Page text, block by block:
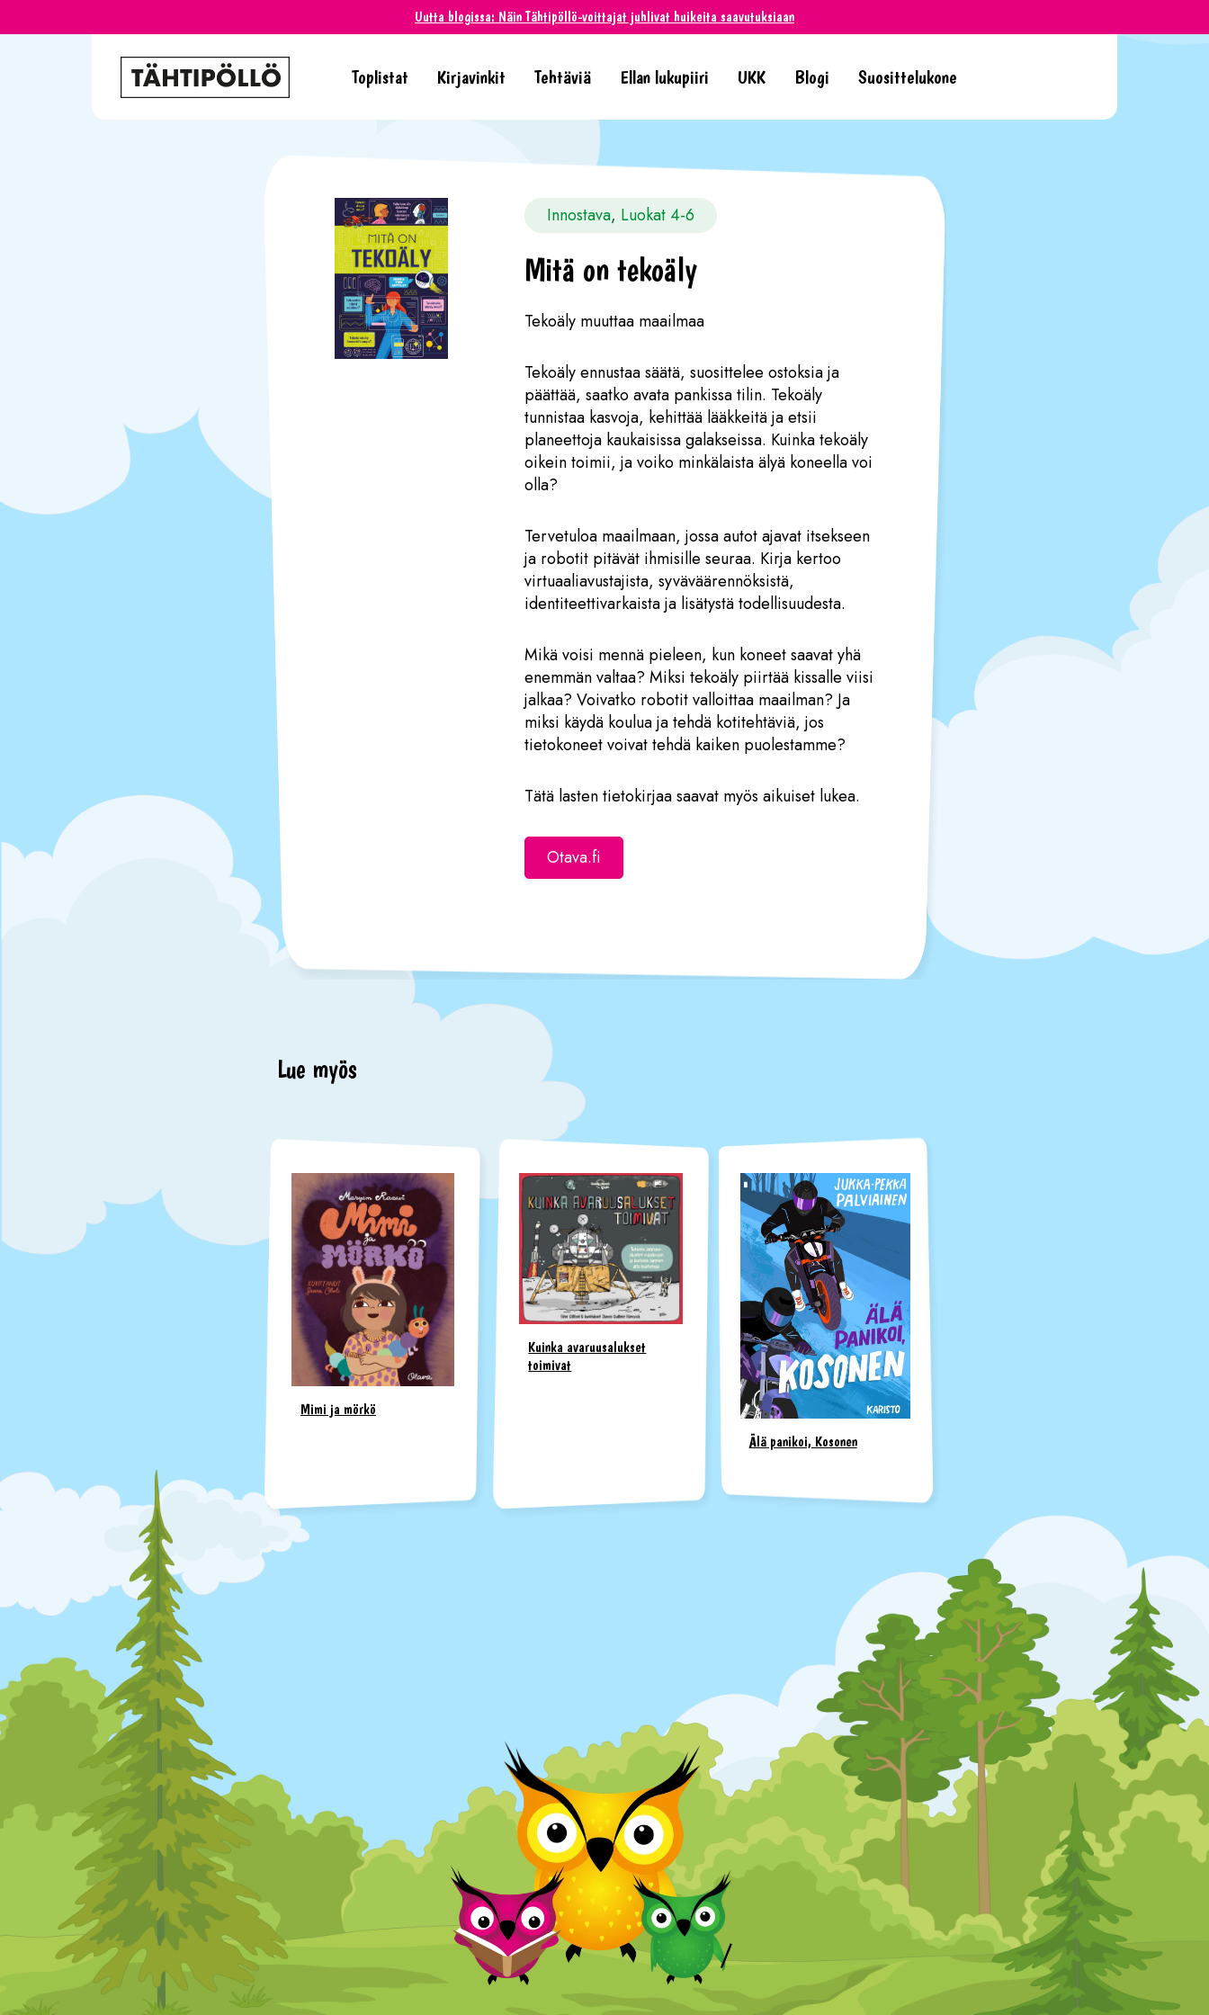
Uutta blogissa: Näin Tähtipöllö-voittajat juhlivat huikeita saavutuksiaan
Toplistat Kirjavinkit Tehtäviä Ellan lukupiiri UKK Blogi Suosittelukone
Innostava, Luokat 4-6
Mitä on tekoäly
Tekoäly muuttaa maailmaa
Tekoäly ennustaa säätä, suosittelee ostoksia ja
päättää, saatko avata pankissa tilin. Tekoäly
tunnistaa kasvoja, kehittää lääkkeitä ja etsii
planeettoja kaukaisissa galakseissa. Kuinka tekoäly
oikein toimii, ja voiko minkälaista älyä koneella voi
olla?
Tervetuloa maailmaan, jossa autot ajavat itsekseen
ja robotit pitävät ihmisille seuraa. Kirja kertoo
virtuaaliavustajista, syväväärennöksistä,
identiteettivarkaista ja lisätystä todellisuudesta.
Mikä voisi mennä pieleen, kun koneet saavat yhä
enemmän valtaa? Miksi tekoäly piirtää kissalle viisi
jalkaa? Voivatko robotit valloittaa maailman? Ja
miksi käydä koulua ja tehdä kotitehtäviä, jos
tietokoneet voivat tehdä kaiken puolestamme?
Tätä lasten tietokirjaa saavat myös aikuiset lukea.
Otava.fi
Lue myös
Mimi ja mörkö
Kuinka avaruusalukset
toimivat
Älä panikoi, Kosonen